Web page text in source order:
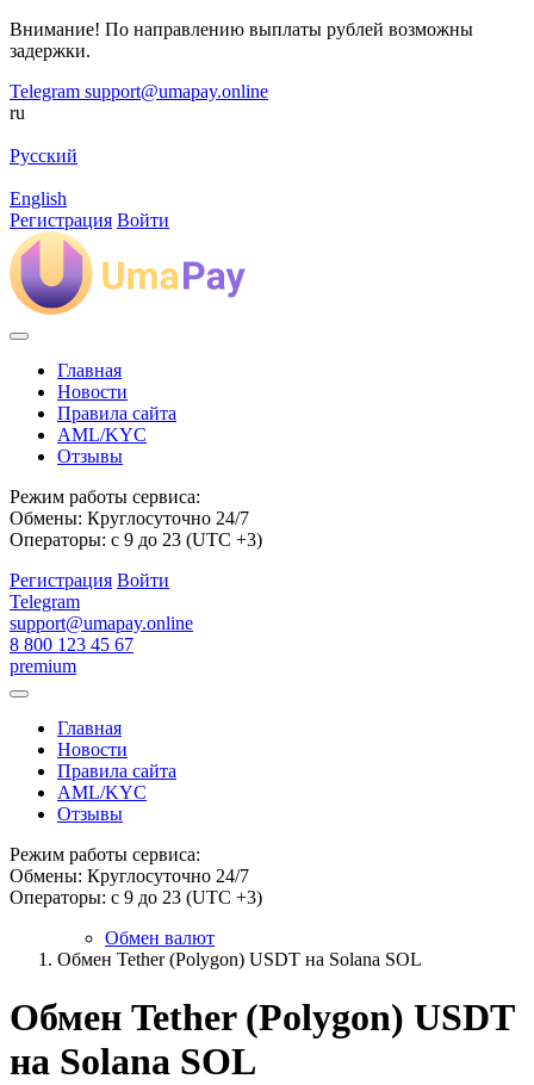
Внимание! По направлению выплаты рублей возможны
задержки.
Telegram support@umapay.online
ru
Русский
English
Регистрация Войти
Главная
Новости
Правила сайта
AML/KYC
Отзывы
Режим работы сервиса:
Обмены: Круглосуточно 24/7
Операторы: с 9 до 23 (UTC +3)
Регистрация Войти
Telegram
support@umapay.online
8 800 123 45 67
premium
Главная
Новости
Правила сайта
AML/KYC
Отзывы
Режим работы сервиса:
Обмены: Круглосуточно 24/7
Операторы: с 9 до 23 (UTC +3)
Обмен валют
Обмен Tether (Polygon) USDT на Solana SOL
Обмен Tether (Polygon) USDT
на Solana SOL